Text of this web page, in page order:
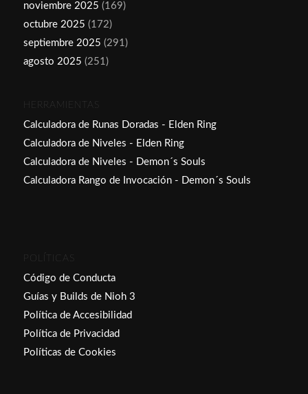
noviembre 2025 (169)
octubre 2025 (172)
septiembre 2025 (291)
agosto 2025 (251)
HERRAMIENTAS
Calculadora de Runas Doradas - Elden Ring
Calculadora de Niveles - Elden Ring
Calculadora de Niveles - Demon´s Souls
Calculadora Rango de Invocación - Demon´s Souls
POLÍTICAS
Código de Conducta
Guías y Builds de Nioh 3
Política de Accesibilidad
Política de Privacidad
Políticas de Cookies